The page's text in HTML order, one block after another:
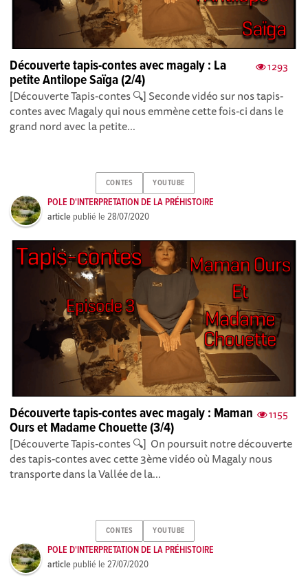
1293
Découverte tapis-contes avec magaly : La
petite Antilope Saïga (2/4)
[Découverte Tapis-contes 🔍] Seconde vidéo sur nos tapis-
contes avec Magaly qui nous emmène cette fois-ci dans le
grand nord avec la petite...
CONTES YOUTUBE
POLE D'INTERPRETATION DE LA PRÉHISTOIRE
article publié le28/07/2020
1155
Découverte tapis-contes avec magaly : Maman
Ours et Madame Chouette (3/4)
[Découverte Tapis-contes 🔍] On poursuit notre découverte
des tapis-contes avec cette 3ème vidéo où Magaly nous
transporte dans la Vallée de la...
CONTES YOUTUBE
POLE D'INTERPRETATION DE LA PRÉHISTOIRE
article publié le27/07/2020